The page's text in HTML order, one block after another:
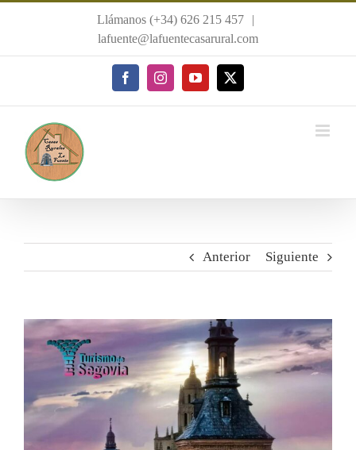
Llámanos (+34) 626 215 457
|
lafuente@lafuentecasarural.com
FacebookInstagramYouTube
X
Anterior Siguiente